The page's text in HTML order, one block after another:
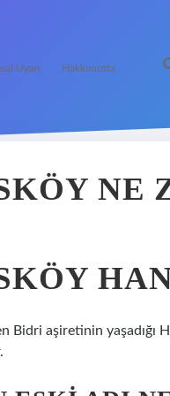
Uyarı Hakkımızda
NE
Bidri aşiretinin yaşadığı